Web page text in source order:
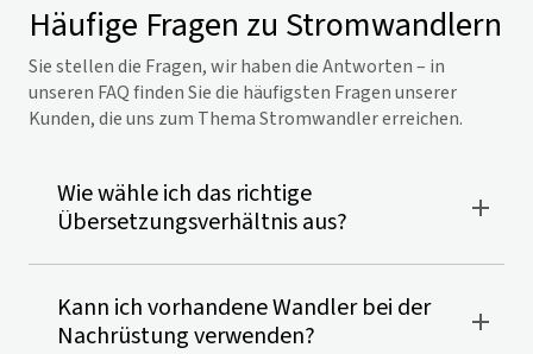
Häufige Fragen zu Stromwandlern
Sie stellen die Fragen, wir haben die Antworten – in
unseren FAQ finden Sie die häufigsten Fragen unserer
Kunden, die uns zum Thema Stromwandler erreichen.
Wie wähle ich das richtige
Übersetzungsverhältnis aus?
Kann ich vorhandene Wandler bei der
Nachrüstung verwenden?